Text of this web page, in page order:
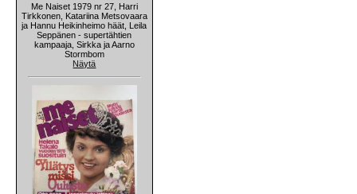
Me Naiset 1979 nr 27, Harri
Tirkkonen, Katariina Metsovaara
ja Hannu Heikinheimo häät, Leila
Seppänen - supertähtien
kampaaja, Sirkka ja Aarno
Stormbom
Näytä